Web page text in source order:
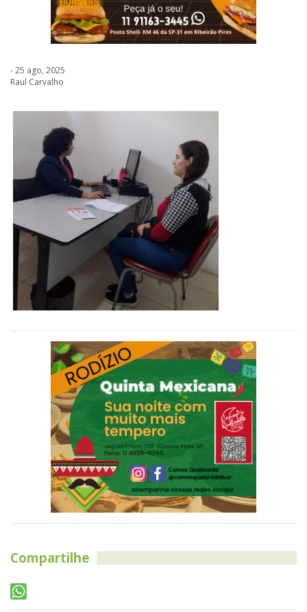
- 25 ago, 2025
Raul Carvalho
Compartilhe